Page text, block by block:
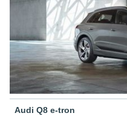
Audi Q8 e-tron